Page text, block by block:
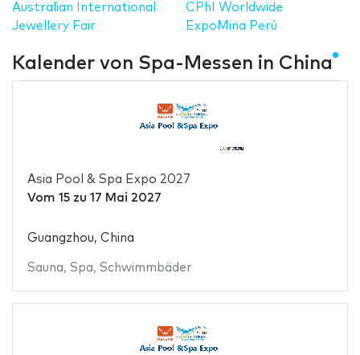
Australian International
Jewellery Fair
CPhI Worldwide
ExpoMina Perú
Kalender von Spa-Messen in China
Asia Pool & Spa Expo 2027
Vom 15zu 17 Mai 2027
Guangzhou, China
Sauna, Spa, Schwimmbäder